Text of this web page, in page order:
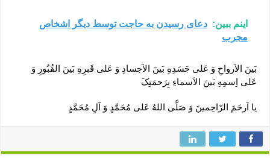
اینم ببین: دعای رسیدن به حاجت توسط دیگر اشخاص
مجرب
بَینَ الاَرواحِ وَ عَلی جَسَدِهِ بَینَ الاَجسادِ وَ عَلی قَبرِهِ بَینَ القُبُورِ وَ
عَلی اِسمِهِ بَینَ الاَسماءِ بِرَحمَتِکَ
یا اَرحَمَ الرّاحِمینَ وَ صَلَّی اللهُ عَلی مُحَمَّدٍ وَ آلِ مُحَمَّدٍ